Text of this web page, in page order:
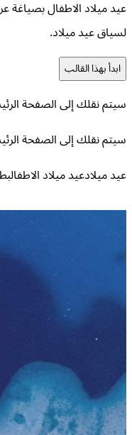
عيد ميلاد الاطفال بصياغة
لسياق عيد ميلاد.
ابدأ بهذا القالب
سيتم نقلك إلى الصفحة
سيتم نقلك إلى الصفحة
عيد ميلادعيد ميلاد الاطفال